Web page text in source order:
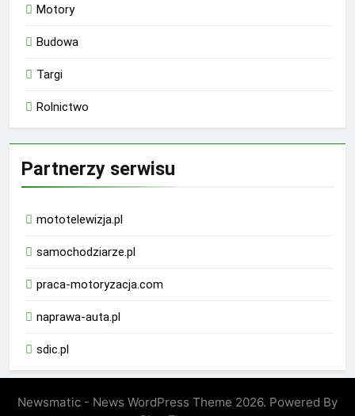
Motory
Budowa
Targi
Rolnictwo
Partnerzy serwisu
mototelewizja.pl
samochodziarze.pl
praca-motoryzacja.com
naprawa-auta.pl
sdic.pl
Newsmatic - News WordPress Theme 2026. Powered By